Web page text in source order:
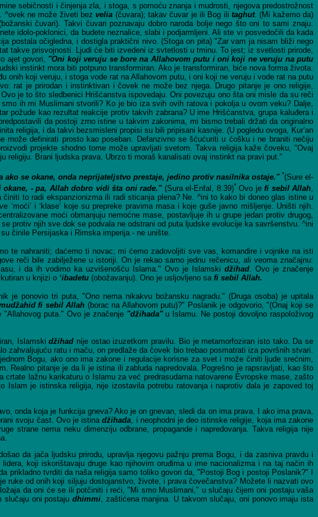
sebičnosti i činjenja zla, i stoga, s pomoću znanja i mudrosti, njegova predostrožnost
^ovek ne može živeti bezvelia (čuvara); takav čuvar je ili Bog ili taghut. (Mi kažemo da)
(božanski čuvari). Takvi čuvari poznavaju dobro naroda bolje nego što oni to sami znaju.
idolo-poklonici, da budete neznalice, slabi i podjarmljeni. Ali ste vi posvedočili da kada
postala očigledna, i dostigla praktični nivo. (Stoga on pita) "Zar vam ja nisam bliži nego
takve prisvojnosti. Ljudi će biti izvedeni iz svtetlosti u tminu. To jest; iz svetlosti prirode,
ajet govori, "Oni koji veruju se bore na Allahovom putu i oni koji ne veruju na putu
instinkt mora biti potpuno transformiran. Ako je transformiran, biće nova forma života.
koji veruju, i stoga vode rat na Allahovom putu, i oni koji ne veruju i vode rat na putu
rat je prirodan i instinktivan i čovek ne može bez njega. Drugo pitanje je ono religije,
je to što sledbenici Hrišćanstva ispovedaju. Oni povezuju ono šta oni misle da su reči
ih mi Muslimani stvorili? Ko je bio iza svih ovih ratova i pokolja u ovom veku? Dalje,
požude kao rezultat reakcije protiv takvih zabrana? U ime Hrišćanstva, grupa kaluđera i
da postoji zrno istine u takvim zakonima, mi bismo trebali držati da originalno
religija, i da takvi bezsmisleni propisi su bili pripisani kasnije. (U pogledu ovoga, Kur’an
može definirati prosto kao poseban. Defanzivno se šćućuriti u ćošku i ne braniti nečiju
projekte shodno tome može upravljati svetom. Takva religija kaže čoveku, "Ovaj
religiju. Brani ljudska prava. Ubrzo ti moraš kanalisati ovaj instinkt na pravi put."
se okane, onda neprijateljstvo prestaje, jedino protiv nasilnika ostaje." *(Sure el-
- pa, Allah dobro vidi šta oni rade." (Sura el-Enfal, 8:39)*Ovo je fi sebil Allah
to radi ekspanzionizma ili radi sticanja plena? Ne. ^ini to kako bi doneo glas istine u
i ‘klase’ koje su prepreke pravima masa i koje guše javno mišljenje. Uništi njih.
moći obmanjuju nemoćne mase, postavljuje ih u grupe jedan protiv drugog,
protiv njih sve dok se podvala ne odstrani od puta ljudske evolucije ka savršenstvu. ^ini
činile Persijaska i Rimska imperija - ne unište.
te nahraniti; daćemo ti novac; mi ćemo zadovoljiti sve vas, komandire i vojnike na isti
reči bile zabilježene u istoriji. On je rekao samo jednu rečenicu, ali veoma značajnu:
i da ih vodimo ka uzvišenošću Islama." Ovo je Islamski džihad . Ovo je značenje
u knjizi o ‘ibadetu (obožavanju). Ono je usljovljeno sa fi sebil Allah.
je ponovio tri puta, "Ono nema nikakvu božansku nagradu." (Druga osoba) je upitala
fi sebil Allah (borac na Allahovom putu)?" Poslanik je odgovorio, "(Onaj koji se
puta." Ovo je značenje "džihada"u Islamu. Ne postoji dovoljno raspoloživog
Islamskidžihad nije ostao izuzetkom pravilu. Bio je metamorfoziran isto tako. Da se
ratu i maču, on predlaže da čovek bio trebao posmatrati iza površnih stvari.
Bogu, ako ono ima zakone i regulacije korisne za svet i može činiti ljude srećnim,
Realno pitanje je da li je istina ili zabluda napredovala. Pogrešno je rapsravljati, kao što
lažnu karikaturu o Islamu za već predrasudama natovarene Evropske mase, zašto
je istinska religija, nije izostavila potrebu ratovanja i naprotiv dala je zapoved toj
onda koja je funkcija gneva? Ako je on gnevan, sledi da on ima prava. I ako ima prava,
svoju čast. Ovo je istinadžihada , i neophodni je deo istinske religije, koja ima zakone
strane nema neku dimenziju odbrane, propagande i napredovanja. Takva religija nije
da jača ljudsku prirodu, upravlja njegovu pažnju prema Bogu, i da zasniva pravdu i
koji iskorištavaju druge kao njihovim oruđima u ime nacionalizma i na taj način ih
prikladno tvrditi da naša religija samo toliko govori da, "Postoji Bog i postoji Poslanik?" I
od onih koji siljuju dostojanstvo, živote, i prava čovečanstva? Možete li nazvati ovo
da oni će se ili potčiniti i reći, "Mi smo Muslimani," u slučaju čijem oni postaju vaša
slučaju oni postaju dhimmi, zaštićena manjina. U takvom slučaju, oni ponovo imaju ista